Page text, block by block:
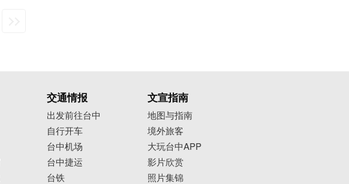
交通情报
出发前往台中
自行开车
台中机场
台中捷运
台铁
文宣指南
地图与指南
境外旅客
大玩台中APP
影片欣赏
照片集锦